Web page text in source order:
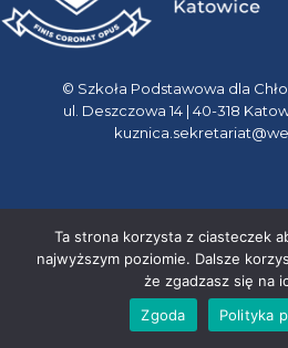
© Szkoła Podstawowa dla
ul. Deszczowa 14 | 40-318
Ta strona korzysta z ciasteczek
najwyższym poziomie. Dalsze
że zgadzasz się na
Zgoda
Polityka